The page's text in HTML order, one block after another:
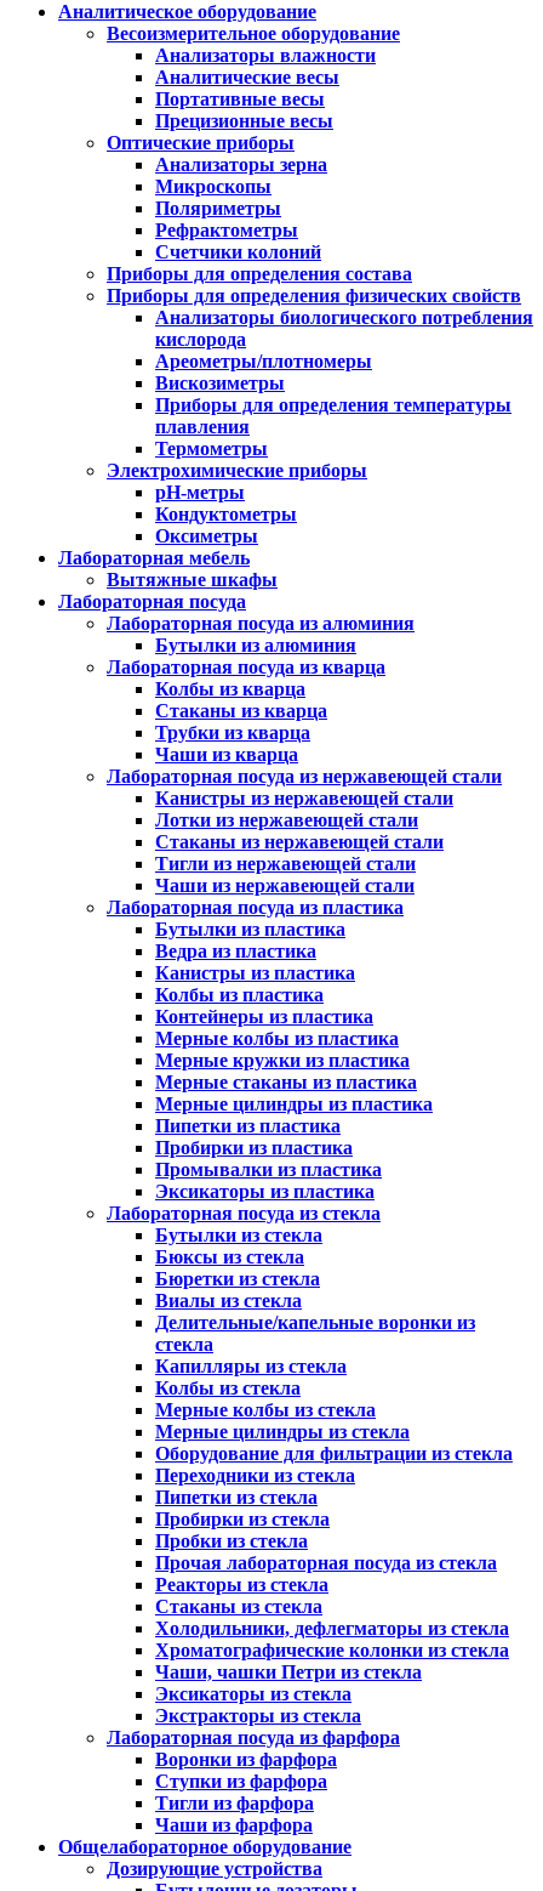
Аналитическое оборудование
Весоизмерительное оборудование
Анализаторы влажности
Аналитические весы
Портативные весы
Прецизионные весы
Оптические приборы
Анализаторы зерна
Микроскопы
Поляриметры
Рефрактометры
Счетчики колоний
Приборы для определения состава
Приборы для определения физических свойств
Анализаторы биологического потребления
кислорода
Ареометры/плотномеры
Вискозиметры
Приборы для определения температуры
плавления
Термометры
Электрохимические приборы
pH-метры
Кондуктометры
Оксиметры
Лабораторная мебель
Вытяжные шкафы
Лабораторная посуда
Лабораторная посуда из алюминия
Бутылки из алюминия
Лабораторная посуда из кварца
Колбы из кварца
Стаканы из кварца
Трубки из кварца
Чаши из кварца
Лабораторная посуда из нержавеющей стали
Канистры из нержавеющей стали
Лотки из нержавеющей стали
Стаканы из нержавеющей стали
Тигли из нержавеющей стали
Чаши из нержавеющей стали
Лабораторная посуда из пластика
Бутылки из пластика
Ведра из пластика
Канистры из пластика
Колбы из пластика
Контейнеры из пластика
Мерные колбы из пластика
Мерные кружки из пластика
Мерные стаканы из пластика
Мерные цилиндры из пластика
Пипетки из пластика
Пробирки из пластика
Промывалки из пластика
Эксикаторы из пластика
Лабораторная посуда из стекла
Бутылки из стекла
Бюксы из стекла
Бюретки из стекла
Виалы из стекла
Делительные/капельные воронки из
стекла
Капилляры из стекла
Колбы из стекла
Мерные колбы из стекла
Мерные цилиндры из стекла
Оборудование для фильтрации из стекла
Переходники из стекла
Пипетки из стекла
Пробирки из стекла
Пробки из стекла
Прочая лабораторная посуда из стекла
Реакторы из стекла
Стаканы из стекла
Холодильники, дефлегматоры из стекла
Хроматографические колонки из стекла
Чаши, чашки Петри из стекла
Эксикаторы из стекла
Экстракторы из стекла
Лабораторная посуда из фарфора
Воронки из фарфора
Ступки из фарфора
Тигли из фарфора
Чаши из фарфора
Общелабораторное оборудование
Дозирующие устройства